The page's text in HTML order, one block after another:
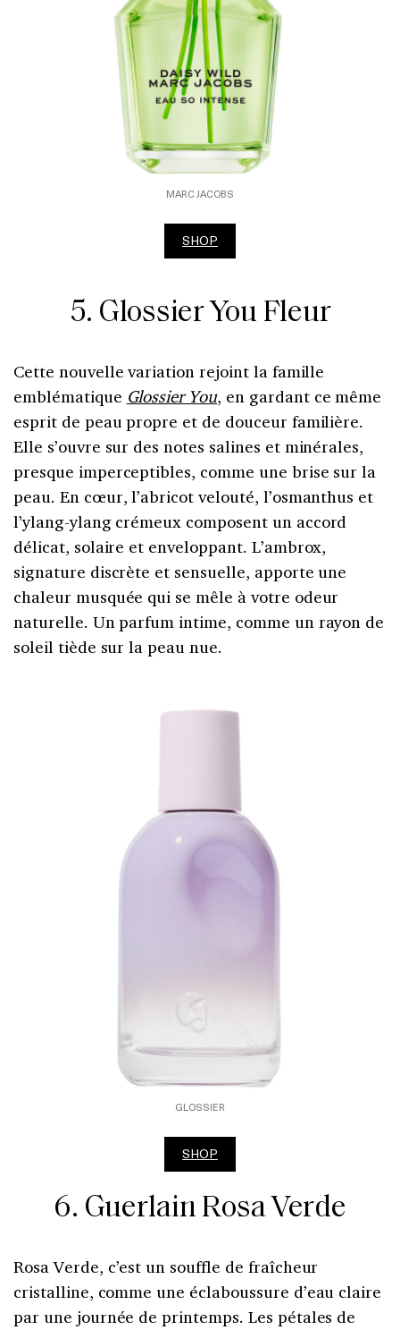
MARC JACOBS
SHOP
5. Glossier You Fleur
Cette nouvelle variation rejoint la famille
emblématique Glossier You, en gardant ce même
esprit de peau propre et de douceur familière.
Elle s’ouvre sur des notes salines et minérales,
presque imperceptibles, comme une brise sur la
peau. En cœur, l’abricot velouté, l’osmanthus et
l’ylang-ylang crémeux composent un accord
délicat, solaire et enveloppant. L’ambrox,
signature discrète et sensuelle, apporte une
chaleur musquée qui se mêle à votre odeur
naturelle. Un parfum intime, comme un rayon de
soleil tiède sur la peau nue.
GLOSSIER
SHOP
6. Guerlain Rosa Verde
Rosa Verde, c’est un souffle de fraîcheur
cristalline, comme une éclaboussure d’eau claire
par une journée de printemps. Les pétales de